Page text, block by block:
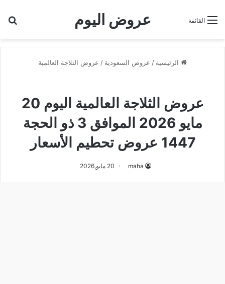
عروض اليوم القائمة
الرئيسية / عروض السعودية / عروض الثلاجة العالمية
عروض الثلاجة العالمية اليوم 20
مايو 2026 الموافق 3 ذو الحجة
1447 عروض تحطيم الأسعار
maha 20 مايو,2026